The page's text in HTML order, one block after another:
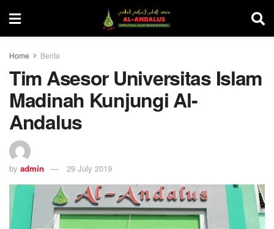
Home Berita
Tim Asesor Universitas Islam
Madinah Kunjungi Al-
Andalus
by admin 29 July 2019